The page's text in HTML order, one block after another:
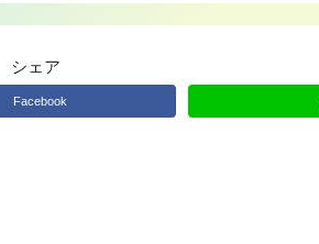
シェア
Facebook